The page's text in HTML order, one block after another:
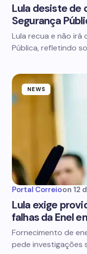
Lula desiste de
Segurança
Lula recua e não irá
Pública, refletindo
NEWS
Portal Correioon 12
Lula exige
falhas da Enel
Fornecimento de
pede investigações